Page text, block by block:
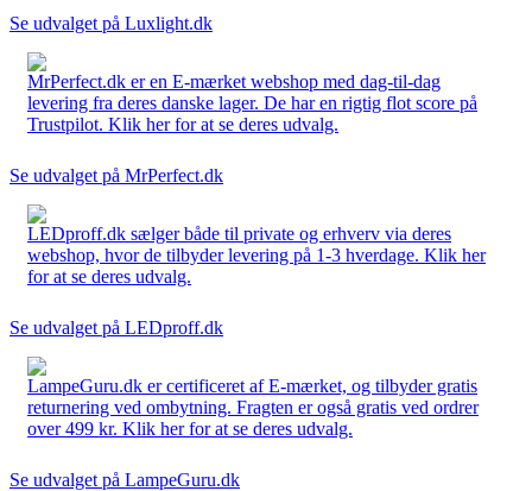
Se udvalget på Luxlight.dk
MrPerfect.dk er en E-mærket webshop med dag-til-dag
levering fra deres danske lager. De har en rigtig flot score på
Trustpilot. Klik her for at se deres udvalg.
Se udvalget på MrPerfect.dk
LEDproff.dk sælger både til private og erhverv via deres
webshop, hvor de tilbyder levering på 1-3 hverdage. Klik her
for at se deres udvalg.
Se udvalget på LEDproff.dk
LampeGuru.dk er certificeret af E-mærket, og tilbyder gratis
returnering ved ombytning. Fragten er også gratis ved ordrer
over 499 kr. Klik her for at se deres udvalg.
Se udvalget på LampeGuru.dk